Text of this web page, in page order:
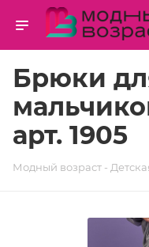
Брюки
арт. 1905
Модный возраст -